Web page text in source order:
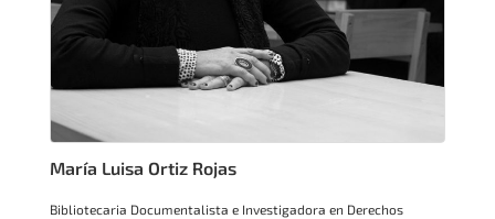
María Luisa Ortiz Rojas
Bibliotecaria Documentalista e Investigadora en Derechos